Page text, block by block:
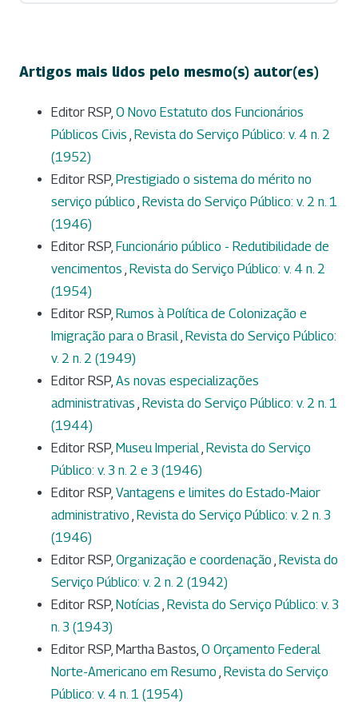
Artigos mais lidos pelo mesmo(s) autor(es)
Editor RSP, O Novo Estatuto dos Funcionários
Públicos Civis , Revista do Serviço Público: v. 4 n. 2
(1952)
Editor RSP, Prestigiado o sistema do mérito no
serviço público , Revista do Serviço Público: v. 2 n. 1
(1946)
Editor RSP, Funcionário público - Redutibilidade de
vencimentos , Revista do Serviço Público: v. 4 n. 2
(1954)
Editor RSP, Rumos à Política de Colonização e
Imigração para o Brasil, Revista do Serviço Público:
v. 2 n. 2 (1949)
Editor RSP, As novas especializações
administrativas , Revista do Serviço Público: v. 2 n. 1
(1944)
Editor RSP, Museu Imperial, Revista do Serviço
Público: v. 3 n. 2 e 3 (1946)
Editor RSP, Vantagens e limites do Estado-Maior
administrativo , Revista do Serviço Público: v. 2 n. 3
(1946)
Editor RSP, Organização e coordenação , Revista do
Serviço Público: v. 2 n. 2 (1942)
Editor RSP, Notícias , Revista do Serviço Público: v. 3
n. 3 (1943)
Editor RSP, Martha Bastos, O Orçamento Federal
Norte-Americano em Resumo , Revista do Serviço
Público: v. 4 n. 1 (1954)